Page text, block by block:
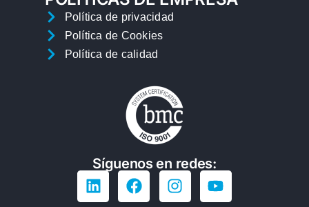
Política de privacidad
Política de Cookies
Política de calidad
Síguenos en redes: